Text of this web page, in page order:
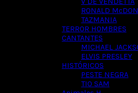
RONALD
TAZMANIA
TERROR HOMBRES
CANTANTES
MICHAEL
ELVIS PRESLEY
HISTÓRICOS
PESTE NEGRA
TIO SAM